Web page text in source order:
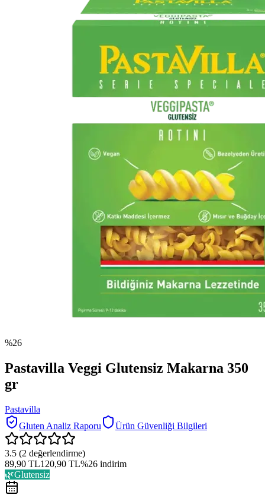
%26
Pastavilla Veggi Glutensiz Makarna 350
gr
Pastavilla
Gluten Analiz Raporu
Ürün Güvenliği Bilgileri
3.5 (2 değerlendirme)
89,90 TL120,90 TL%26 indirim
🌿Glutensiz